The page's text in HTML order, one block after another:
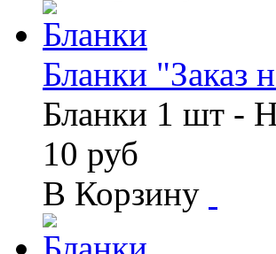
Бланки "Заказ
Бланки 1 шт
10 руб
В Корзину